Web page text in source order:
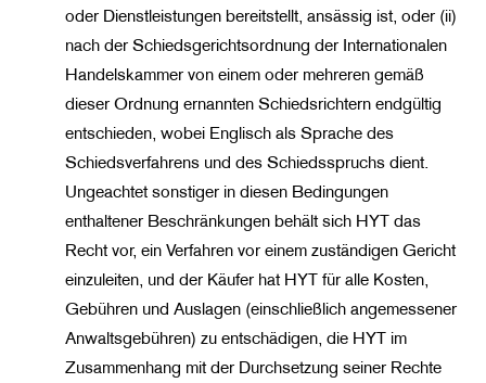
oder Dienstleistungen bereitstellt, ansässig ist, oder (ii)
nach der Schiedsgerichtsordnung der Internationalen
Handelskammer von einem oder mehreren gemäß
dieser Ordnung ernannten Schiedsrichtern endgültig
entschieden, wobei Englisch als Sprache des
Schiedsverfahrens und des Schiedsspruchs dient.
Ungeachtet sonstiger in diesen Bedingungen
enthaltener Beschränkungen behält sich HYT das
Recht vor, ein Verfahren vor einem zuständigen Gericht
einzuleiten, und der Käufer hat HYT für alle Kosten,
Gebühren und Auslagen (einschließlich angemessener
Anwaltsgebühren) zu entschädigen, die HYT im
Zusammenhang mit der Durchsetzung seiner Rechte